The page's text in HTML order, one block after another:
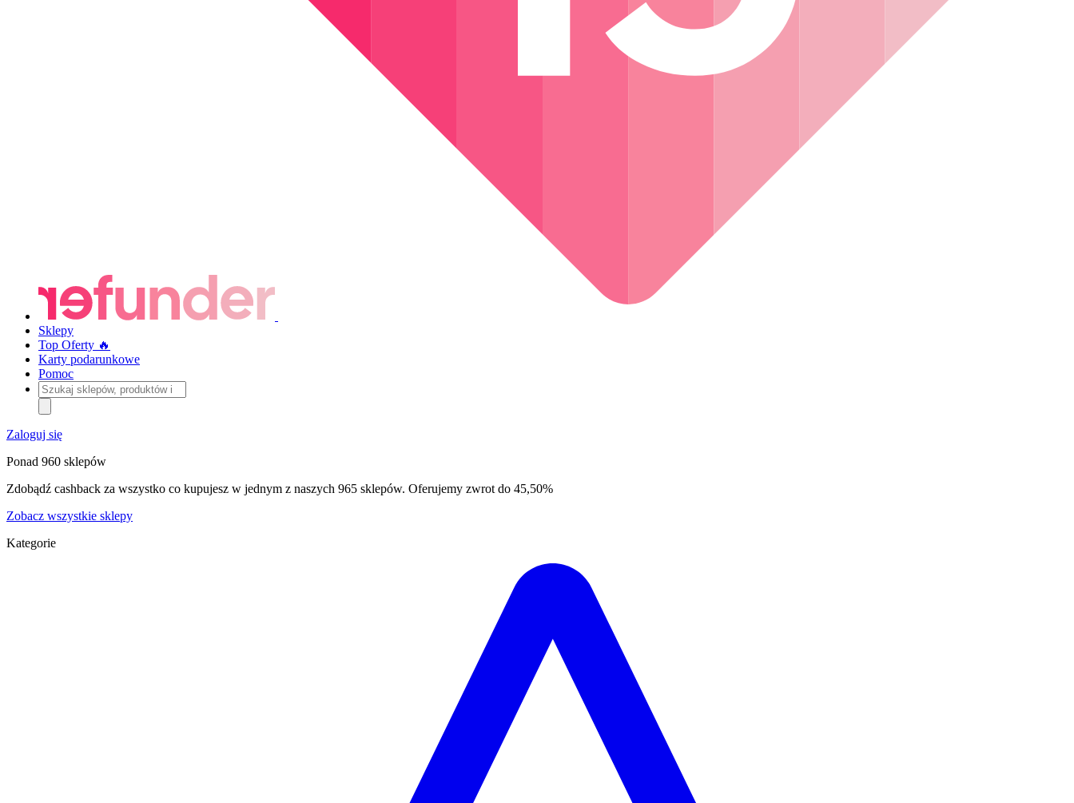
Sklepy
Top Oferty 🔥
Karty podarunkowe
Pomoc
Szukaj
sklepów,
produktów
i
kategorii
Zaloguj się
Ponad 960 sklepów
Zdobądź cashback za wszystko co kupujesz w jednym z naszych 965 sklepów. Oferujemy zwrot do 45,50%
Zobacz wszystkie sklepy
Kategorie